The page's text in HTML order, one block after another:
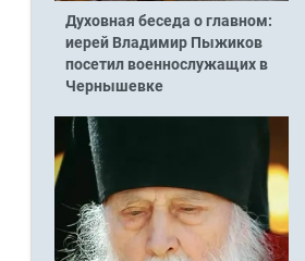
Духовная беседа о главном:
иерей Владимир Пыжиков
посетил военнослужащих в
Чернышевке